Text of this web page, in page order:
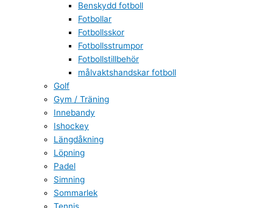
Benskydd fotboll
Fotbollar
Fotbollsskor
Fotbollsstrumpor
Fotbollstillbehör
målvaktshandskar fotboll
Golf
Gym / Träning
Innebandy
Ishockey
Längdåkning
Löpning
Padel
Simning
Sommarlek